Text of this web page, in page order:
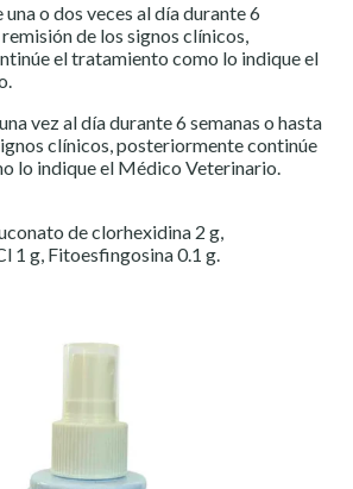
una o dos veces al día durante 6
de los signos clínicos,
el tratamiento como lo indique el
vez al día durante 6 semanas o hasta
clínicos, posteriormente continúe
lo indique el Médico Veterinario.
de clorhexidina 2 g,
1 g, Fitoesfingosina 0.1 g.